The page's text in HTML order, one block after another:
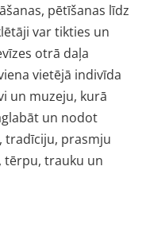
pētīšanas līdz
var tikties un
otrā daļa
vietējā indivīda
un muzeju, kurā
un nodot
tradīciju, prasmju
tērpu, trauku un